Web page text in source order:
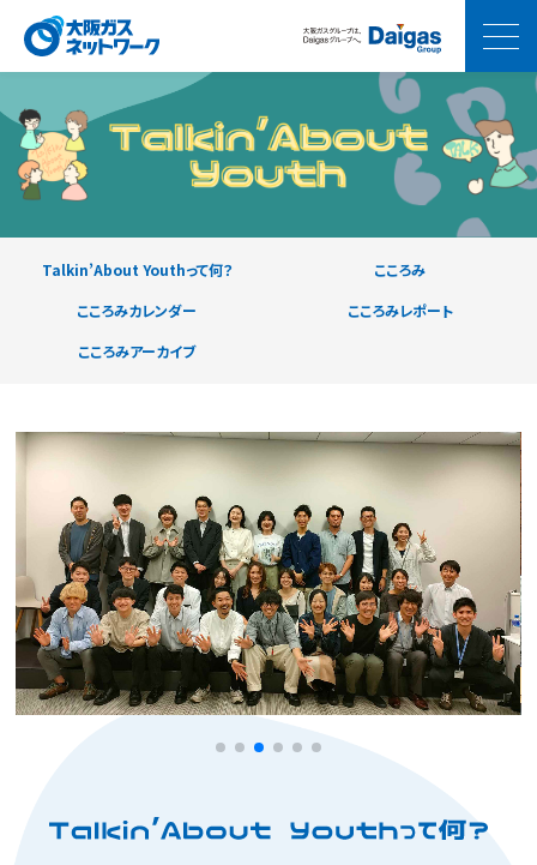
Talkin’About Youthって何？
こころみ
こころみカレンダー
こころみレポート
こころみアーカイブ